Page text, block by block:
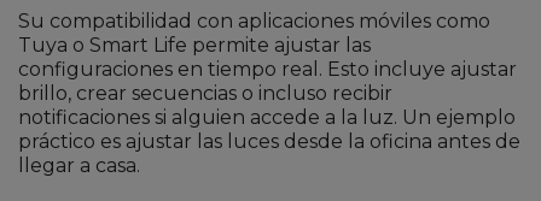
Su compatibilidad con aplicaciones móviles como
Tuya o Smart Life permite ajustar las
configuraciones en tiempo real. Esto incluye ajustar
brillo, crear secuencias o incluso recibir
notificaciones si alguien accede a la luz. Un ejemplo
práctico es ajustar las luces desde la oficina antes de
llegar a casa.